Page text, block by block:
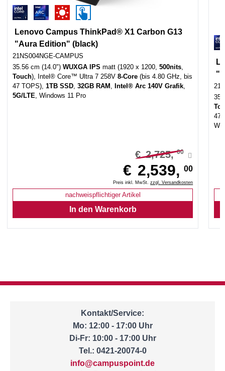
Lenovo Campus ThinkPad® X1 Carbon G13
"Aura Edition" (black)
21NS004NGE-CAMPUS
35.56 cm (14.0") WUXGA IPS matt (1920 x 1200, 500nits,
Touch), Intel® Core™ Ultra 7 258V 8-Core (bis 4.80 GHz, bis
47 TOPS), 1TB SSD, 32GB RAM , Intel® Arc 140V Grafik,
5G/LTE, Windows 11 Pro
€ 2,725, 00
€ 2,539, 00
Preis inkl. MwSt.zzgl. Versandkosten
nachweispflichtiger Artikel
47
Kontakt/Service:
Mo: 12:00 - 17:00 Uhr
Di-Fr: 10:00 - 17:00 Uhr
Tel.: 0421-20074-0
info@campuspoint.de